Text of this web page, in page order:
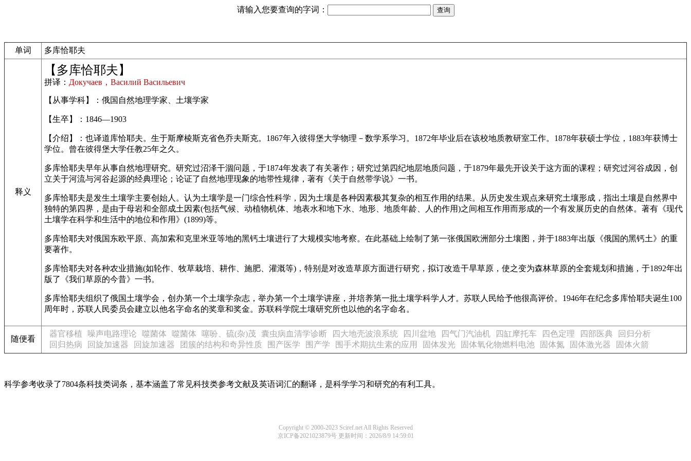
请输入您要查询的字词：
单词 多库恰耶夫
释义
【多库恰耶夫】
拼译： Докучаев，Василий Васильевич
【从事学科】：俄国自然地理学家、土壤学家
【生卒】：1846—1903
【介绍】：也译道库恰耶夫。生于斯摩棱斯克省色乔夫斯克。1867年入彼得堡大学物理－数学系学习。1872年毕业后在该校地质教研室工作。1878年获硕士学位，1883年获博士
学位。曾在彼得堡大学任教25年之久。
多库恰耶夫早年从事自然地理研究。研究过沼泽干涸问题，于1874年发表了有关著作；研究过第四纪地层地质问题，于1879年最先开设关于这方面的课程；研究过河谷成因，创
立关于河流与河谷起源的经典理论；论证了自然地理现象的地带性规律，著有《关于自然带学说》一书。
多库恰耶夫是发生土壤学主要创始人。认为土壤学是一门综合性科学，因为土壤是各种因素极其复杂的相互作用的结果。从历史发生观点来研究土壤形成，指出土壤是自然界中
独特的第四界，是由于母岩和全部成土因素(包括气候、动植物机体、地表水和地下水、地形、地质年龄、人的作用)之间相互作用而形成的一个有发展历史的自然体。著有《现代
土壤学在科学和生活中的地位和作用》(1899)等。
多库恰耶夫对俄国东欧平原、高加索和克里米亚等地的黑钙土壤进行了大规模实地考察。在此基础上绘制了第一张俄国欧洲部分土壤图，并于1883年出版《俄国的黑钙土》的重
要著作。
多库恰耶夫对各种农业措施(如轮作、牧草栽培、耕作、施肥、灌溉等)，特别是对改造草原方面进行研究，拟订改造干旱草原，使之变为森林草原的全套规划和措施，于1892年出
版了《我们草原的今昔》一书。
多库恰耶夫组织了俄国土壤学会，创办第一个土壤学杂志，举办第一个土壤学讲座，并培养第一批土壤学科学人才。苏联人民给予他很高评价。1946年在纪念多库恰耶夫诞生100
周年时，苏联人民委员会建立以他名字命名的奖章和奖金。苏联科学院土壤研究所也以他的名字命名。
随便看
器官移植 噪声电路理论 噬菌体 噬菌体 噻吩、硫(杂)茂 囊虫病血清学诊断 四大地壳波浪系统 四川盆地 四气门汽油机 四缸摩托车 四色定理 四部医典
回归分析
回归热病
回旋加速器 回旋加速器 团簇的结构和奇异性质 围产医学 围产学 围手术期抗生素的应用 固体发光 固体氧化物燃料电池 固体氮 固体激光器 固体火箭
科学参考收录了7804条科技类词条，基本涵盖了常见科技类参考文献及英语词汇的翻译，是科学学习和研究的有利工具。
Copyright © 2000-2023 Sciref.net All Rights Reserved
京ICP备2021023879号更新时间：2026/8/9 14:59:01